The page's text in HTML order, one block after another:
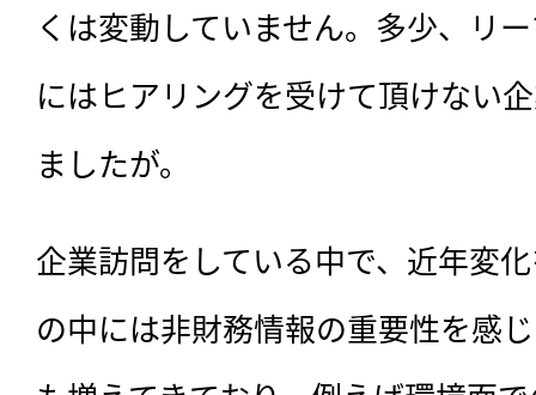
くは変動していません。多少、リ
にはヒアリングを受けて頂けない
ましたが。
企業訪問をしている中で、近年変
の中には非財務情報の重要性を感